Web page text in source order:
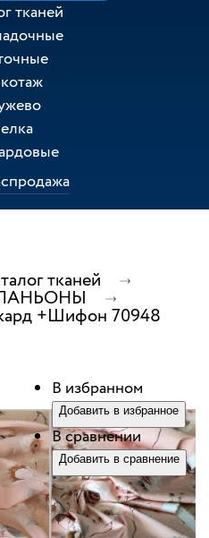
тканей
тканей
+Шифон 70948
В избранном
Добавить в избранное
В сравнении
Добавить в сравнение